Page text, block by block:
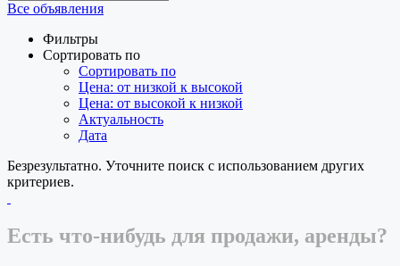
Все объявления
Фильтры
Сортировать по
Сортировать по
Цена: от низкой к высокой
Цена: от высокой к низкой
Актуальность
Дата
Безрезультатно. Уточните поиск с использованием других
критериев.
Есть что-нибудь для продажи, аренды?